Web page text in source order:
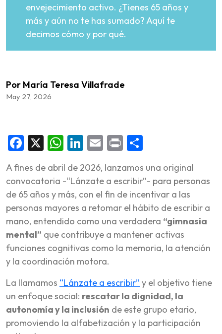
envejecimiento activo. ¿Tienes 65 años y
más y aún no te has sumado? Aquí te
decimos cómo y por qué.
Por María Teresa Villafrade
May 27, 2026
Facebook
X WhatsApp
LinkedIn
Email
Print
A fines de abril de 2026, lanzamos una original
convocatoria -“Lánzate a escribir”- para personas
de 65 años y más, con el fin de incentivar a las
personas mayores a retomar el hábito de escribir a
mano, entendido como una verdadera “gimnasia
mental” que contribuye a mantener activas
funciones cognitivas como la memoria, la atención
y la coordinación motora.
La llamamos “Lánzate a escribir” y el objetivo tiene
un enfoque social: rescatar la dignidad, la
autonomía y la inclusión de este grupo etario,
promoviendo la alfabetización y la participación